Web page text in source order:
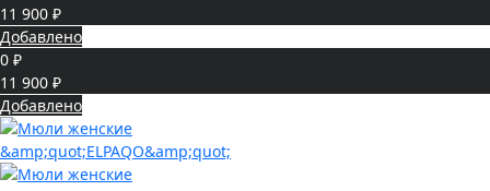
11 900 ₽
Добавлено
0 ₽
11 900 ₽
Добавлено